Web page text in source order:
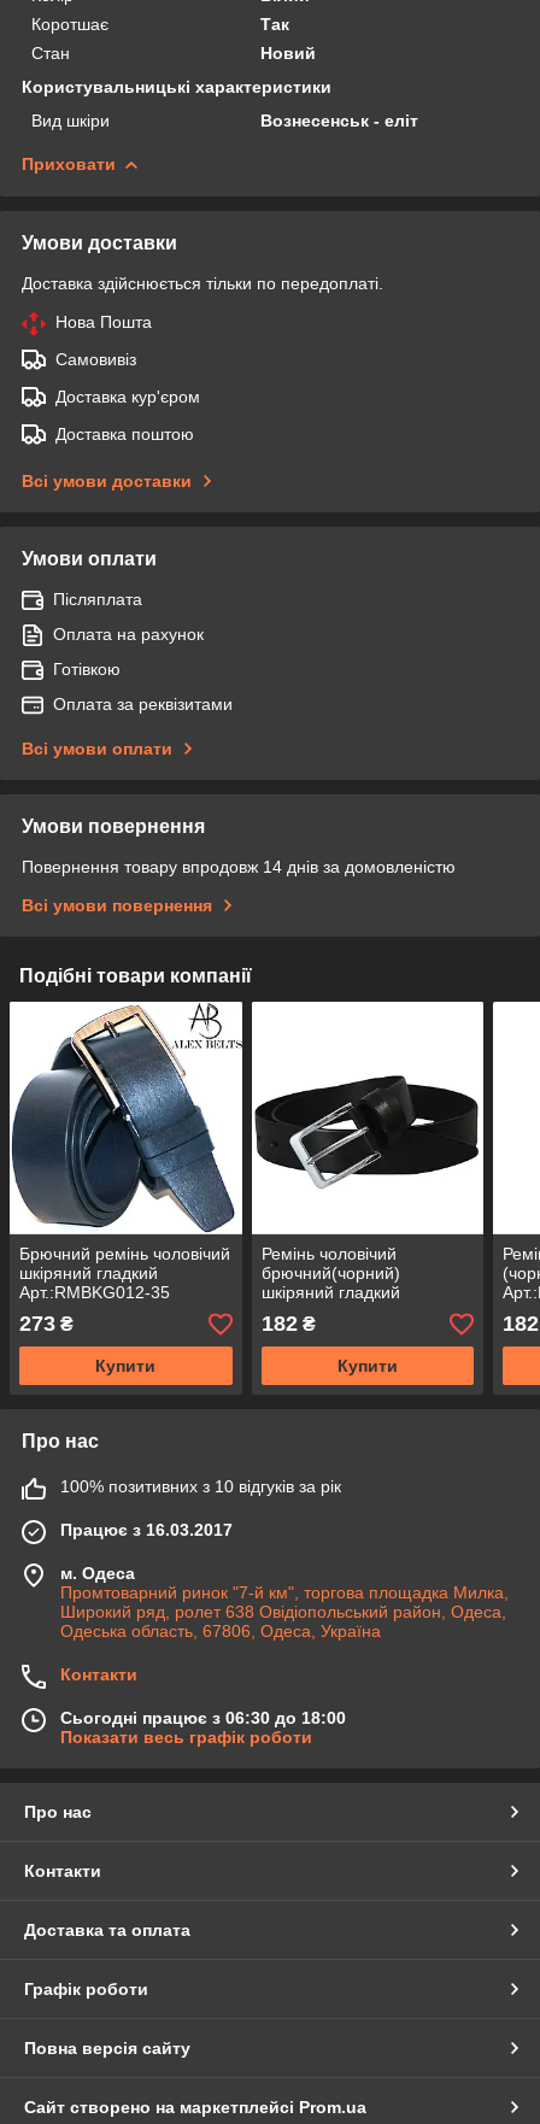
Коротшає
Так
Стан
Новий
Користувальницькі характеристики
Вид шкіри
Вознесенськ - еліт
Приховати
Умови доставки
Доставка здійснюється тільки по передоплаті.
Нова Пошта
Самовивіз
Доставка кур'єром
Доставка поштою
Всі умови доставки
Умови оплати
Післяплата
Оплата на рахунок
Готівкою
Оплата за реквізитами
Всі умови оплати
Умови повернення
Повернення товару впродовж 14 днів за домовленістю
Всі умови повернення
Подібні товари компанії
Брючний ремінь чоловічий
шкіряний гладкий
Арт.:RMBKG012-35
273 ₴
Купити
Ремінь чоловічий
брючний(чорний)
шкіряний гладкий
Арт.:RMBKG002-35
182₴
Купити
182
Про нас
100% позитивних з 10 відгуків за рік
Працює з 16.03.2017
м. Одеса
Промтоварний ринок "7-й км", торгова площадка Милка,
Широкий ряд, ролет 638 Овідіопольський район, Одеса,
Одеська область, 67806, Одеса, Україна
Контакти
Сьогодні працює з 06:30 до 18:00
Показати весь графік роботи
Про нас
Контакти
Доставка та оплата
Графік роботи
Повна версія сайту
Сайт створено на маркетплейсі Prom.ua